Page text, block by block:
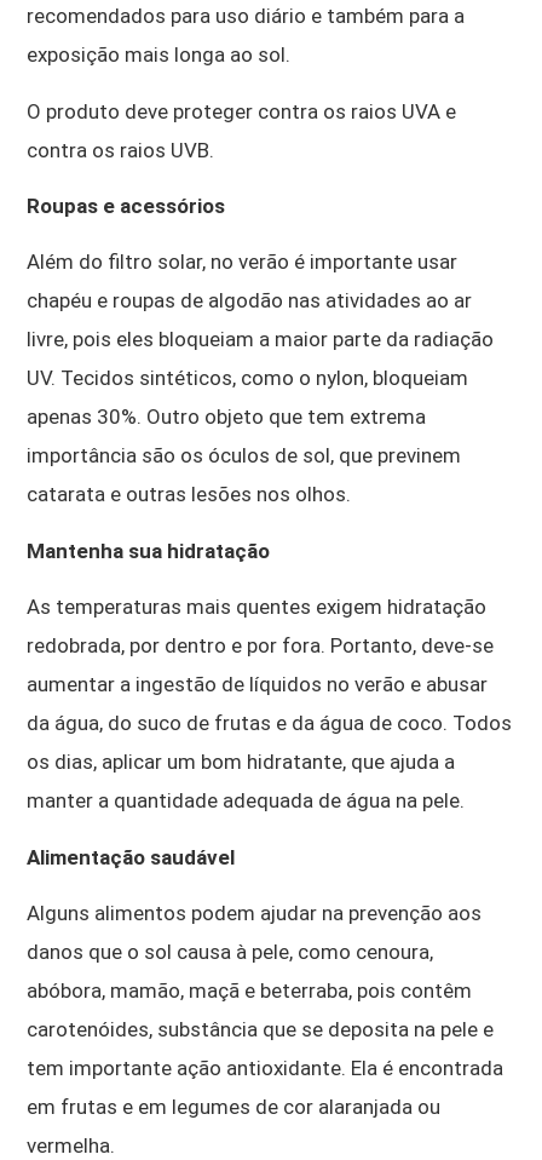
recomendados para uso diário e também para a
exposição mais longa ao sol.
O produto deve proteger contra os raios UVA e
contra os raios UVB.
Roupas e acessórios
Além do filtro solar, no verão é importante usar
chapéu e roupas de algodão nas atividades ao ar
livre, pois eles bloqueiam a maior parte da radiação
UV. Tecidos sintéticos, como o nylon, bloqueiam
apenas 30%. Outro objeto que tem extrema
importância são os óculos de sol, que previnem
catarata e outras lesões nos olhos.
Mantenha sua hidratação
As temperaturas mais quentes exigem hidratação
redobrada, por dentro e por fora. Portanto, deve-se
aumentar a ingestão de líquidos no verão e abusar
da água, do suco de frutas e da água de coco. Todos
os dias, aplicar um bom hidratante, que ajuda a
manter a quantidade adequada de água na pele.
Alimentação saudável
Alguns alimentos podem ajudar na prevenção aos
danos que o sol causa à pele, como cenoura,
abóbora, mamão, maçã e beterraba, pois contêm
carotenóides, substância que se deposita na pele e
tem importante ação antioxidante. Ela é encontrada
em frutas e em legumes de cor alaranjada ou
vermelha.